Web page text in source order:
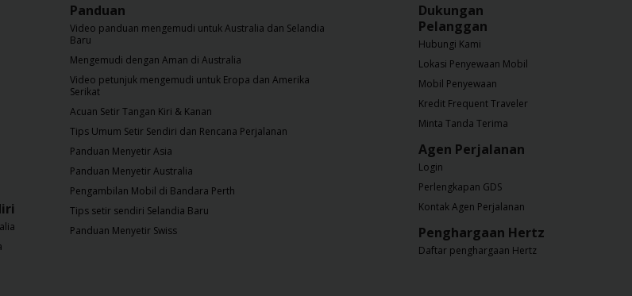
Panduan
Video panduan mengemudi untuk Australia dan Selandia
Baru
Mengemudi dengan Aman di Australia
Video petunjuk mengemudi untuk Eropa dan Amerika
Serikat
Acuan Setir Tangan Kiri & Kanan
Tips Umum Setir Sendiri dan Rencana Perjalanan
Panduan Menyetir Asia
Panduan Menyetir Australia
Pengambilan Mobil di Bandara Perth
Tips setir sendiri Selandia Baru
Panduan Menyetir Swiss
Dukungan
Pelanggan
Hubungi Kami
Lokasi Penyewaan Mobil
Mobil Penyewaan
Kredit Frequent Traveler
Minta Tanda Terima
Agen Perjalanan
Login
Perlengkapan GDS
Kontak Agen Perjalanan
Penghargaan Hertz
Daftar penghargaan Hertz